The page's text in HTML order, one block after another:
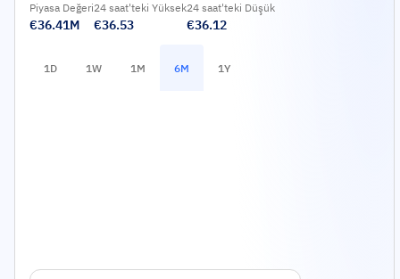
Piyasa Değeri
€36.41M
24 saat'teki Yüksek
€36.53
24 saat'teki Düşük
€36.12
1D 1W 1M 6M 1Y